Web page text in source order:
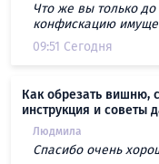
Что же вы только
конфискацию
09:51 Сегодня
Как обрезать вишню,
инструкция и советы
Людмила
Спасибо очень